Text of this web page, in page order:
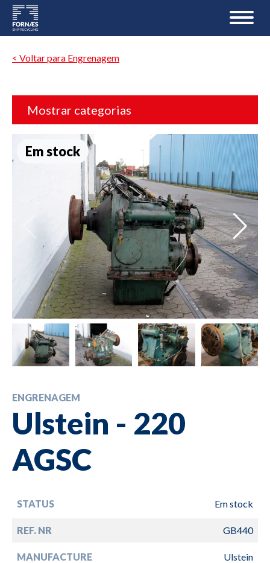
< Voltar para Engrenagem
Mostrar categorias
Em stock
ENGRENAGEM
Ulstein - 220
AGSC
STATUS Em stock
REF. NR GB440
MANUFACTURE Ulstein